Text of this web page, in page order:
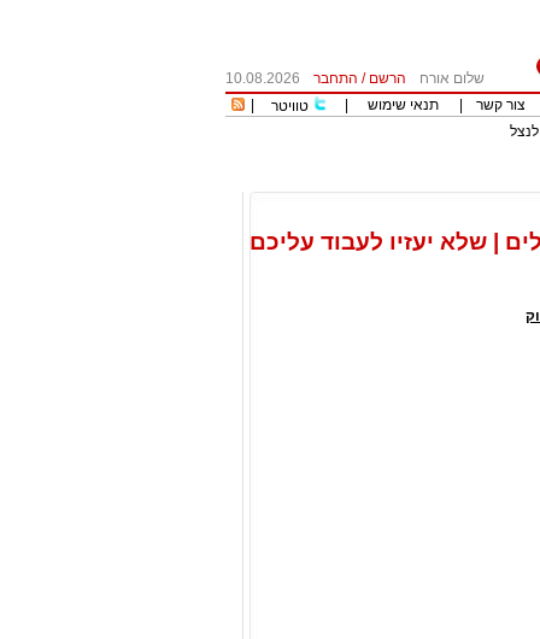
שלום אורח הרשם / התחבר
10.08.2026
צור קשר תנאי שימוש טוויטר
| שלא יעזיו לעבוד עליכם